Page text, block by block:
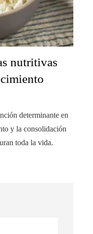
nutritivas
determinante en
y la consolidación
toda la vida.